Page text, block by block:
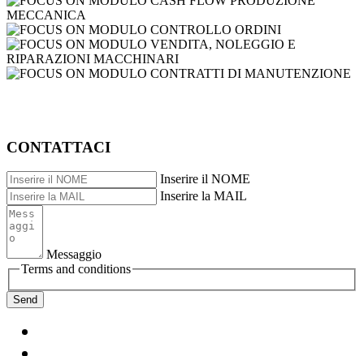
CONTATTACI
Inserire il NOME
Inserire la MAIL
Messaggio
Terms and conditions